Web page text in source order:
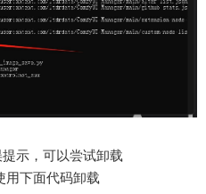
示，可以尝试卸载
下面代码卸载